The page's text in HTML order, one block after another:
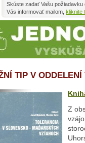
TIP V ODDELENÍ
Z
Skúste zadať Vašu
Vás informovať mailom, kliknite